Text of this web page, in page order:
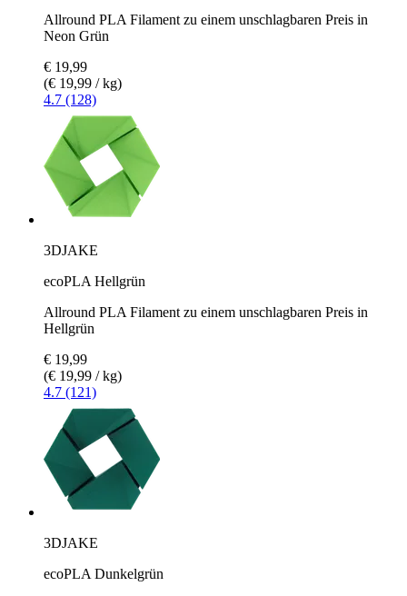
Allround PLA Filament zu einem unschlagbaren Preis in
Neon Grün
€ 19,99
(€ 19,99 / kg)
4.7 (128)
3DJAKE
ecoPLA Hellgrün
Allround PLA Filament zu einem unschlagbaren Preis in
Hellgrün
€ 19,99
(€ 19,99 / kg)
4.7 (121)
3DJAKE
ecoPLA Dunkelgrün